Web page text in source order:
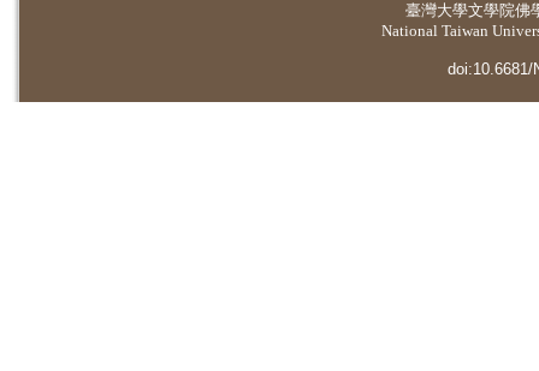
臺灣大學文學院佛
National Taiwan
doi:10.6681/